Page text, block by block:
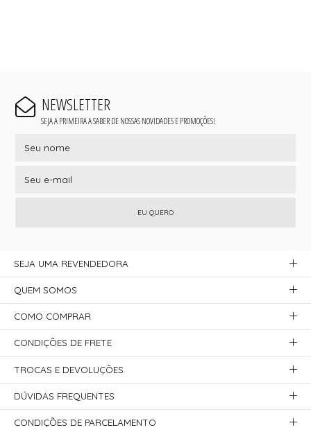
NEWSLETTER
SEJA A PRIMEIRA A SABER DE NOSSAS NOVIDADES E PROMOÇÕES!
EU QUERO
SEJA UMA REVENDEDORA
QUEM SOMOS
COMO COMPRAR
CONDIÇÕES DE FRETE
TROCAS E DEVOLUÇÕES
DÚVIDAS FREQUENTES
CONDIÇÕES DE PARCELAMENTO